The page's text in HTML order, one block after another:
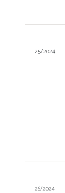
25/2024
26/2024